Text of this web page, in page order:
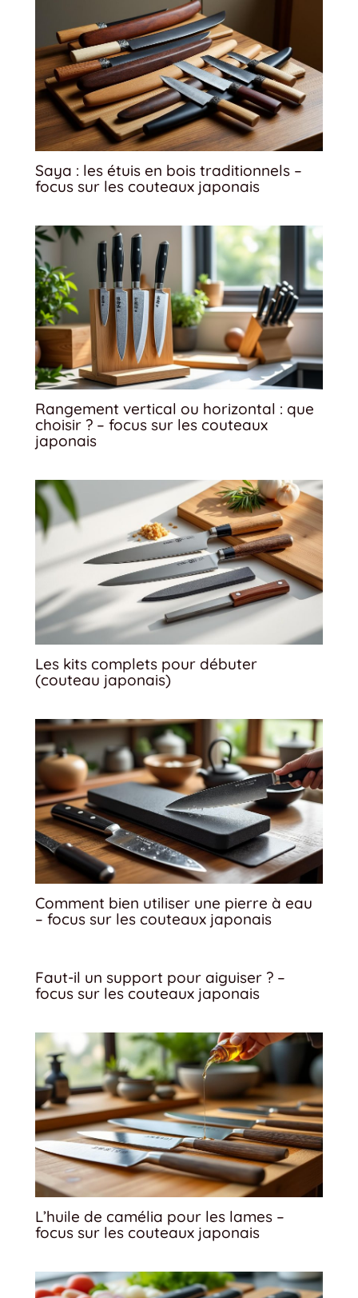
Saya : les étuis en bois traditionnels –
focus sur les couteaux japonais
Rangement vertical ou horizontal : que
choisir ? – focus sur les couteaux
japonais
Les kits complets pour débuter
(couteau japonais)
Comment bien utiliser une pierre à eau
– focus sur les couteaux japonais
Faut-il un support pour aiguiser ? –
focus sur les couteaux japonais
L’huile de camélia pour les lames –
focus sur les couteaux japonais